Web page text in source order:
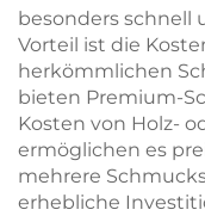
besonders schnell
Vorteil ist die
herkömmlichen
bieten Premium-
Kosten von Holz-
ermöglichen es
mehrere
erhebliche